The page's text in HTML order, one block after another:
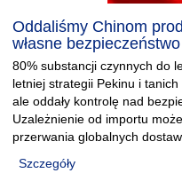
Oddaliśmy Chinom
własne bezpieczeństwo
80% substancji czynnych do
letniej strategii Pekinu i tanich
ale oddały kontrolę nad
Uzależnienie od importu
przerwania globalnych dostaw.
Szczegóły